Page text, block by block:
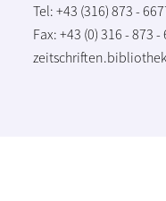
Tel: +43 (316) 873 -
Fax: +43 (0) 316 - 873 -